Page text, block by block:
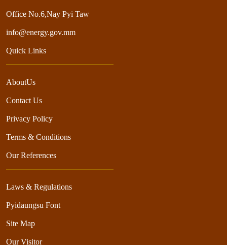
Office No.6,Nay Pyi Taw
info@energy.gov.mm
Quick Links
AboutUs
Contact Us
Privacy Policy
Terms & Conditions
Our References
Laws & Regulations
Pyidaungsu Font
Site Map
Our Visitor